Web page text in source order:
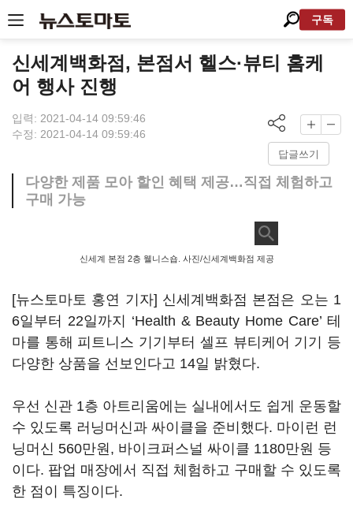
구독
신세계백화점, 본점서 헬스·뷰티 홈케
어 행사 진행
입력: 2021-04-14 09:59:46
수정: 2021-04-14 09:59:46
답글쓰기
다양한 제품 모아 할인 혜택 제공…직접 체험하고
구매 가능
신세계 본점 2층 웰니스숍. 사진/신세계백화점 제공
[뉴스토마토 홍연 기자] 신세계백화점 본점은 오는 1
6일부터 22일까지 ‘Health & Beauty Home Care’ 테
마를 통해 피트니스 기기부터 셀프 뷰티케어 기기 등
다양한 상품을 선보인다고 14일 밝혔다.
우선 신관 1층 아트리움에는 실내에서도 쉽게 운동할
수 있도록 러닝머신과 싸이클을 준비했다. 마이런 런
닝머신 560만원, 바이크퍼스널 싸이클 1180만원 등
이다. 팝업 매장에서 직접 체험하고 구매할 수 있도록
한 점이 특징이다.